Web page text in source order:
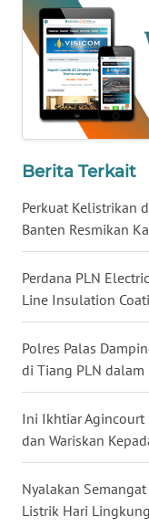
Berita Terkait
Perkuat Kelistrikan
Banten Resmikan
Perdana PLN
Line Insulation
Polres Palas
di Tiang PLN
Ini Ikhtiar Agincourt
dan Wariskan
Nyalakan
Listrik Hari
WN
LAMPUNG
WN
JATENG
NUSANTARA
WN
JOGJA
WN
JATIM
WN
BALI
WN
KALBAR
WN
KALTENG